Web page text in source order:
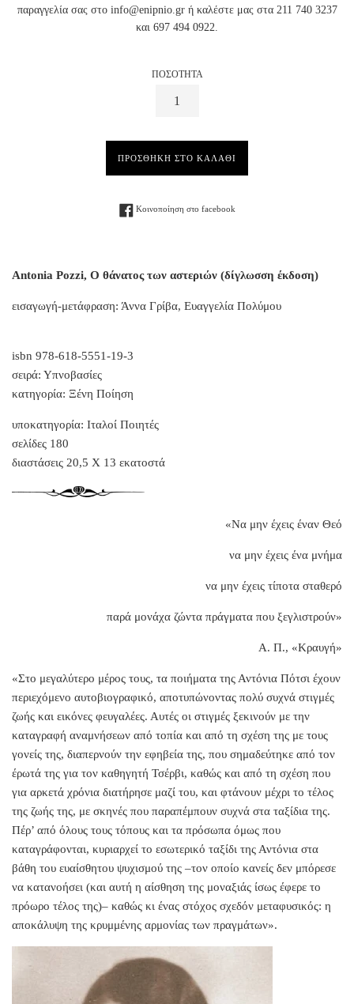
παραγγελία σας στο info@enipnio.gr ή καλέστε μας στα 211 740 3237
και 697 494 0922.
ΠΟΣΟΤΗΤΑ
ΠΡΟΣΘΗΚΗ ΣΤΟ ΚΑΛΑΘΙ
Κοινοποίηση στο facebookFacebook
Antonia Pozzi, Ο θάνατος των αστεριών (δίγλωσση έκδοση)
εισαγωγή-μετάφραση: Άννα Γρίβα, Ευαγγελία Πολύμου
isbn 978-618-5551-19-3
σειρά: Υπνοβασίες
κατηγορία: Ξένη Ποίηση
υποκατηγορία: Ιταλοί Ποιητές
σελίδες 180
διαστάσεις 20,5 Χ 13 εκατοστά
«Να μην έχεις έναν Θεό
να μην έχεις ένα μνήμα
να μην έχεις τίποτα σταθερό
παρά μονάχα ζώντα πράγματα που ξεγλιστρούν»
Α. Π., «Κραυγή»
«Στο μεγαλύτερο μέρος τους, τα ποιήματα της Αντόνια Πότσι έχουν
περιεχόμενο αυτοβιογραφικό, αποτυπώνοντας πολύ συχνά στιγμές
ζωής και εικόνες φευγαλέες. Αυτές οι στιγμές ξεκινούν με την
καταγραφή αναμνήσεων από τοπία και από τη σχέση της με τους
γονείς της, διαπερνούν την εφηβεία της, που σημαδεύτηκε από τον
έρωτά της για τον καθηγητή Τσέρβι, καθώς και από τη σχέση που
για αρκετά χρόνια διατήρησε μαζί του, και φτάνουν μέχρι το τέλος
της ζωής της, με σκηνές που παραπέμπουν συχνά στα ταξίδια της.
Πέρ’ από όλους τους τόπους και τα πρόσωπα όμως που
καταγράφονται, κυριαρχεί το εσωτερικό ταξίδι της Αντόνια στα
βάθη του ευαίσθητου ψυχισμού της –τον οποίο κανείς δεν μπόρεσε
να κατανοήσει (και αυτή η αίσθηση της μοναξιάς ίσως έφερε το
πρόωρο τέλος της)– καθώς κι ένας στόχος σχεδόν μεταφυσικός: η
αποκάλυψη της κρυμμένης αρμονίας των πραγμάτων».